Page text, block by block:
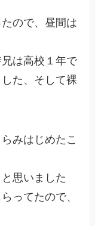
ので、昼間は
は高校１年で
た、そして裸
みはじめたこ
思いました
ってたので、